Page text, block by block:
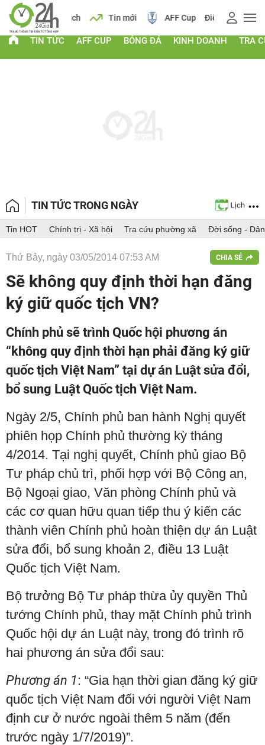
Lịch Tin mới AFF Cup Điểm chuẩn 2026
TIN TỨC AFF CUP BÓNG ĐÁ KINH DOANH TRA
TIN TỨC TRONG NGÀY
Tin HOT Chính trị - Xã hội Tra cứu phường xã Đời sống -
Thứ Bảy, ngày 03/05/2014 07:53 AM CHIA SẺ
Sẽ không quy định thời hạn đăng
ký giữ quốc tịch VN?
Chính phủ sẽ trình Quốc hội phương án
“không quy định thời hạn phải đăng ký giữ
quốc tịch Việt Nam” tại dự án Luật sửa đổi,
bổ sung Luật Quốc tịch Việt Nam.
Ngày 2/5, Chính phủ ban hành Nghị quyết
phiên họp Chính phủ thường kỳ tháng
4/2014. Tại nghị quyết, Chính phủ giao Bộ
Tư pháp chủ trì, phối hợp với Bộ Công an,
Bộ Ngoại giao, Văn phòng Chính phủ và
các cơ quan hữu quan tiếp thu ý kiến các
thành viên Chính phủ hoàn thiện dự án Luật
sửa đổi, bổ sung khoản 2, điều 13 Luật
Quốc tịch Việt Nam.
Bộ trưởng Bộ Tư pháp thừa ủy quyền Thủ
tướng Chính phủ, thay mặt Chính phủ trình
Quốc hội dự án Luật này, trong đó trình rõ
hai phương án sửa đổi sau:
Phương án 1 : “Gia hạn thời gian đăng ký giữ
quốc tịch Việt Nam đối với người Việt Nam
định cư ở nước ngoài thêm 5 năm (đến
trước ngày 1/7/2019)”.